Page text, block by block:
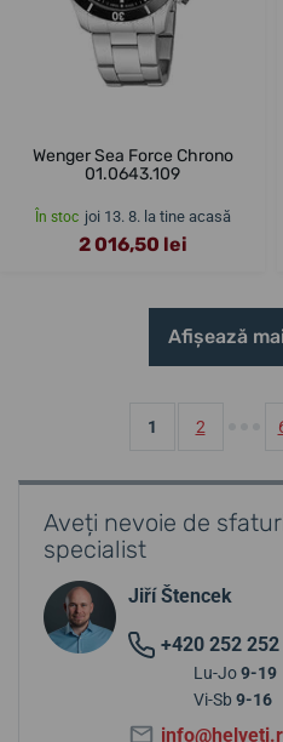
Wenger Sea Force Chrono
01.0643.109
În stoc joi 13. 8. la tine acasă
2 016,50 lei
Afișează
1 2
Aveți nevoie de
specialist
Jiří Štencek
+420 252
Lu-Jo9-19
Vi-Sb 9-16